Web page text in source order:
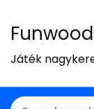
Funwood
Játék